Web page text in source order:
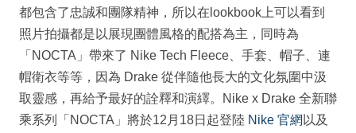
都包含了忠誠和團隊精神，所以在lookbook上可以看到
照片拍攝都是以展現團體風格的配搭為主，同時為
「NOCTA」帶來了 Nike Tech Fleece、手套、帽子、連
帽衛衣等等，因為 Drake 從伴隨他長大的文化氛圍中汲
取靈感，再給予最好的詮釋和演繹。Nike x Drake 全新聯
乘系列「NOCTA」將於12月18日起登陸 Nike 官網 以及